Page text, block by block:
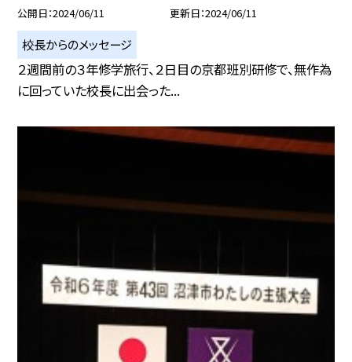
公開日 2024/06/11 更新日 2024/06/11
校長からのメッセージ
２週間前の３年修学旅行、２日目の京都班別研修で、無作為
に回っていた校長に出会った...